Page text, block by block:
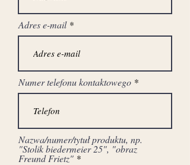
szerokość: 112 cm
Adres e-mail
Numer telefonu kontaktowego
Nazwa/numer/tytuł produktu, np.
"Stolik biedermeier 25", "obraz
Freund Frietz"